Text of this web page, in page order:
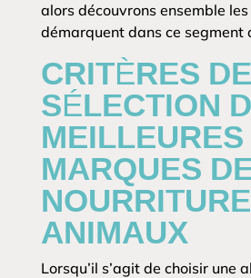
alors découvrons ensemble
démarquent dans ce segment
CRITÈRES DE
SÉLECTION
MEILLEURES
MARQUES
ANIMAUX
Lorsqu’il s’agit de choisir une